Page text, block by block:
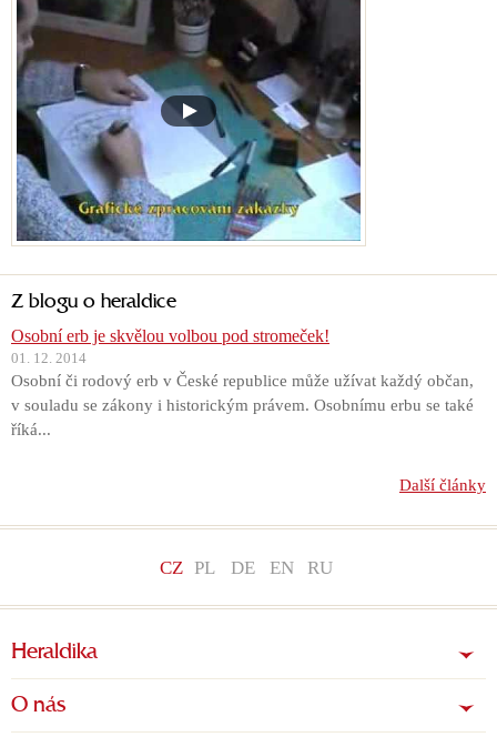
Z blogu o heraldice
Osobní erb je skvělou volbou pod stromeček!
01. 12. 2014
Osobní či rodový erb v České republice může užívat každý občan,
v souladu se zákony i historickým právem. Osobnímu erbu se také
říká...
Další články
CZ PL DE EN RU
Heraldika
O nás